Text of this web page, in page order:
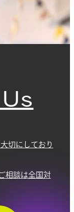
切にしており
相談は全国対